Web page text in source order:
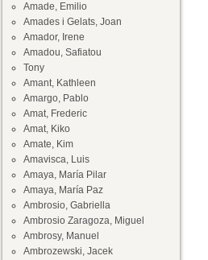
Amade, Emilio
Amades i Gelats, Joan
Amador, Irene
Amadou, Safiatou
Tony
Amant, Kathleen
Amargo, Pablo
Amat, Frederic
Amat, Kiko
Amate, Kim
Amavisca, Luis
Amaya, María Pilar
Amaya, María Paz
Ambrosio, Gabriella
Ambrosio Zaragoza, Miguel
Ambrosy, Manuel
Ambrozewski, Jacek